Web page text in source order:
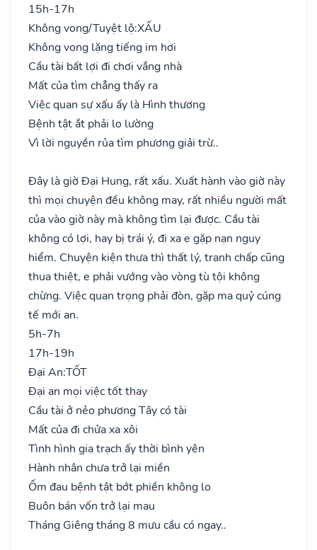
15h-17h
Không vong/Tuyệt lộ:XẤU
Không vong lặng tiếng im hơi
Cầu tài bất lợi đi chơi vắng nhà
Mất của tìm chẳng thấy ra
Việc quan sự xấu ấy là Hình thương
Bệnh tật ắt phải lo lường
Vì lời nguyền rủa tìm phương giải trừ..
Đây là giờ Đại Hung, rất xấu. Xuất hành vào giờ này
thì mọi chuyện đều không may, rất nhiều người mất
của vào giờ này mà không tìm lại được. Cầu tài
không có lợi, hay bị trái ý, đi xa e gặp nạn nguy
hiểm. Chuyện kiện thưa thì thất lý, tranh chấp cũng
thua thiệt, e phải vướng vào vòng tù tội không
chừng. Việc quan trọng phải đòn, gặp ma quỷ cúng
tế mới an.
5h-7h
17h-19h
Đại An:TỐT
Đại an mọi việc tốt thay
Cầu tài ở nẻo phương Tây có tài
Mất của đi chửa xa xôi
Tình hình gia trạch ấy thời bình yên
Hành nhân chưa trở lại miền
Ốm đau bệnh tật bớt phiền không lo
Buôn bán vốn trở lại mau
Tháng Giêng tháng 8 mưu cầu có ngay..